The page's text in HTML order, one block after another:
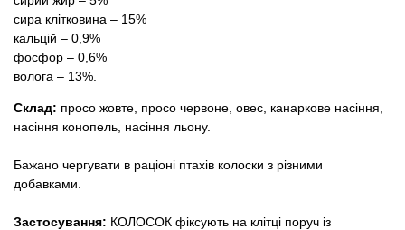
сира клітковина – 15%
кальцій – 0,9%
фосфор – 0,6%
волога – 13%.
Склад: просо жовте, просо червоне, овес, канаркове насіння,
насіння конопель, насіння льону.
Бажано чергувати в раціоні птахів колоски з різними
добавками.
Застосування: КОЛОСОК фіксують на клітці поруч із
Архів / Знято з виробництва